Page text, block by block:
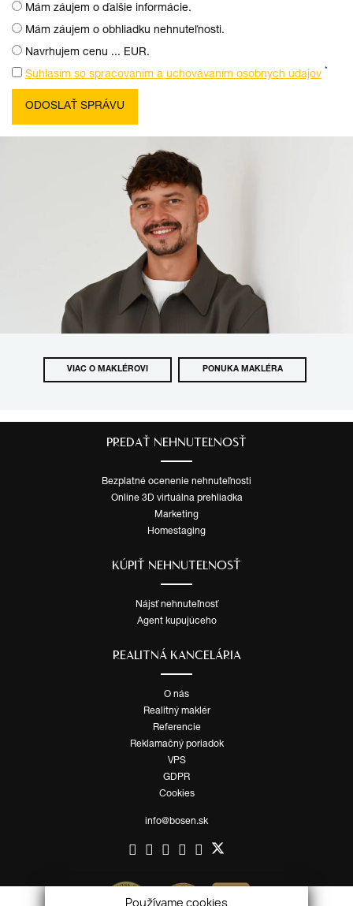
Používame cookies
Mám záujem o ďalšie informácie.
Mám záujem o obhliadku nehnuteľnosti.
Navrhujem cenu ... EUR.
Súhlasím so spracovaním a uchovávaním osobných údajov *
VIAC O MAKLÉROVI PONUKA MAKLÉRA
PREDAŤ NEHNUTEĽNOSŤ
Bezplatné ocenenie nehnuteľnosti
Online 3D virtuálna prehliadka
Marketing
Homestaging
KÚPIŤ NEHNUTEĽNOSŤ
Nájsť nehnuteľnosť
Agent kupujúceho
REALITNÁ KANCELÁRIA
O nás
Realitný maklér
Referencie
Reklamačný poriadok
VPS
GDPR
Cookies
info@bosen.sk